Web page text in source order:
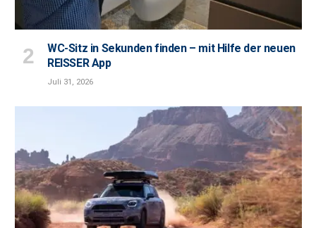
WC-Sitz in Sekunden finden – mit Hilfe der neuen
REISSER App
Juli 31, 2026